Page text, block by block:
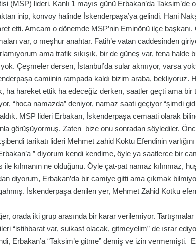
(MSP) lideri. Kanlı 1 mayıs günü Erbakan’da Taksim’de
inip, konvoy halinde İskenderpaşa’ya gelindi. Hani
etti. Amcam o dönemde MSP’nin Eminönü ilçe
var, o meşhur anahtar. Fatih’e vatan caddesinden
ama trafik sıkışık, bir de güneş var, fena
yok. Çeşmeler dersen, İstanbul’da sular akmıyor, varsa
camiinin rampada kaldı bizim araba, bekliyoruz.
ha hareket ettik ha edeceğiz derken, saatler geçti ama
“hoca namazda” deniyor, namaz saati geçiyor “şimdi
MSP lideri Erbakan, İskenderpaşa cemaati olarak
görüşüyormuş. Zaten bize onu sonradan söylediler.
tarikatı lideri Mehmet zahid Koktu Efendinin
” diyorum kendi kendime, öyle ya saatlerce bir
ile kılmanın ne olduğunu. Öyle çat-pat namaz kılınmaz,
diyorum, Erbakan’da bir camiye gitti ama çıkmak
İskenderpaşa denilen yer, Mehmet Zahid Kotku
orada iki grup arasında bir karar verilemiyor.
“istihbarat var, suikast olacak, gitmeyelim” de ısrar
Erbakan’a “Taksim’e gitme” demiş ve izin vermemişti.